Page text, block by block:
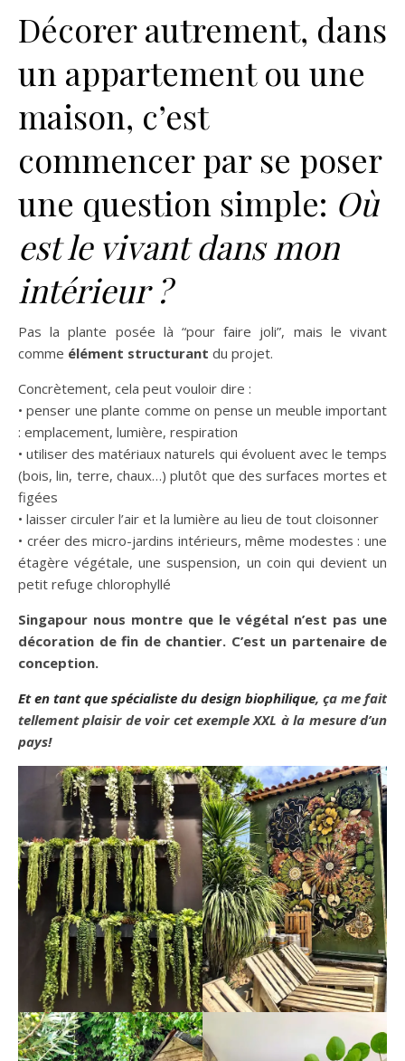
Décorer autrement, dans
un appartement ou une
maison, c’est
commencer par se poser
une question simple: Où
est le vivant dans mon
intérieur ?
Pas la plante posée là “pour faire joli”, mais le vivant
comme élément structurant du projet.
Concrètement, cela peut vouloir dire :
• penser une plante comme on pense un meuble important
: emplacement, lumière, respiration
• utiliser des matériaux naturels qui évoluent avec le temps
(bois, lin, terre, chaux…) plutôt que des surfaces mortes et
figées
• laisser circuler l’air et la lumière au lieu de tout cloisonner
• créer des micro-jardins intérieurs, même modestes : une
étagère végétale, une suspension, un coin qui devient un
petit refuge chlorophyllé
Singapour nous montre que le végétal n’est pas une
décoration de fin de chantier. C’est un partenaire de
conception.
Et en tant que spécialiste du design biophilique, ça me fait
tellement plaisir de voir cet exemple XXL à la mesure d’un
pays!